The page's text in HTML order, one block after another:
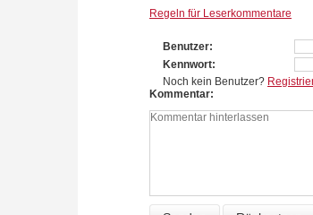
Regeln für Leserkommentare
Benutzer
Kennwort
Noch kein Benutzer?
Kommentar